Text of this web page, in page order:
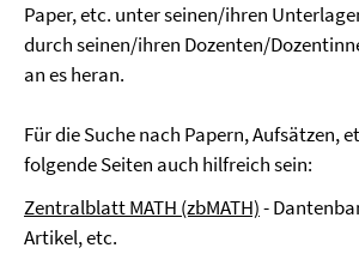
Paper, etc. unter seinen/ihren
durch seinen/ihren Dozenten/
an es heran.
Für die Suche nach Papern, Aufsätzen,
folgende Seiten auch hilfreich sein:
Zentralblatt MATH (zbMATH)-
Artikel, etc.